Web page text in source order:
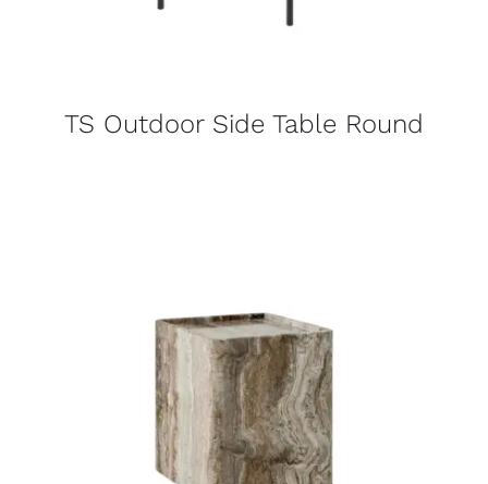
TS Outdoor Side Table Round